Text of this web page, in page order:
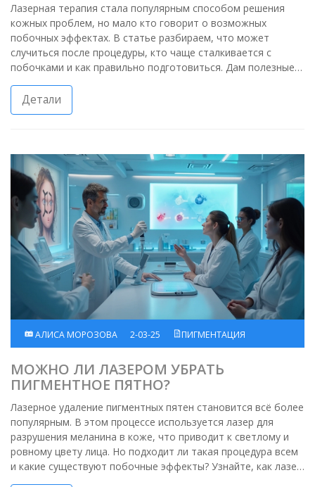
Лазерная терапия стала популярным способом решения
кожных проблем, но мало кто говорит о возможных
побочных эффектах. В статье разбираем, что может
случиться после процедуры, кто чаще сталкивается с
побочками и как правильно подготовиться. Дам полезные
советы по уходу за кожей после лазера, чтобы сократить
дискомфорт. Расскажу, в каких случаях стоит обратиться к
врачу. Практичные ответы — из первых рук.
Детали
АЛИСА МОРОЗОВА 2-03-25 ПИГМЕНТАЦИЯ
МОЖНО ЛИ ЛАЗЕРОМ УБРАТЬ
ПИГМЕНТНОЕ ПЯТНО?
Лазерное удаление пигментных пятен становится всё более
популярным. В этом процессе используется лазер для
разрушения меланина в коже, что приводит к светлому и
ровному цвету лица. Но подходит ли такая процедура всем
и какие существуют побочные эффекты? Узнайте, как лазер
может помочь в борьбе с пигментацией, и какие факторы